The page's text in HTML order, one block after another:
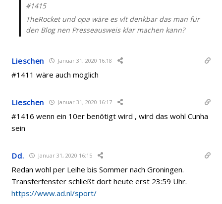
#1415
TheRocket und opa wäre es vlt denkbar das man für
den Blog nen Presseausweis klar machen kann?
Lieschen Januar 31, 2020 16:18
#1411 wäre auch möglich
Lieschen Januar 31, 2020 16:17
#1416 wenn ein 10er benötigt wird , wird das wohl Cunha
sein
Dd. Januar 31, 2020 16:15
Redan wohl per Leihe bis Sommer nach Groningen.
Transferfenster schließt dort heute erst 23:59 Uhr.
https://www.ad.nl/sport/